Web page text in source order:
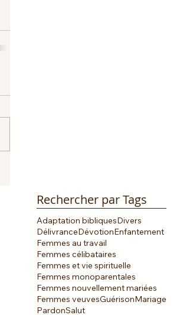
Rechercher par Tags
Adaptation bibliquesDivers
DélivranceDévotionEnfantement
Femmes au travail
Femmes célibataires
Femmes et vie spirituelle
Femmes monoparentales
Femmes nouvellement mariées
Femmes veuvesGuérisonMariage
PardonSalut